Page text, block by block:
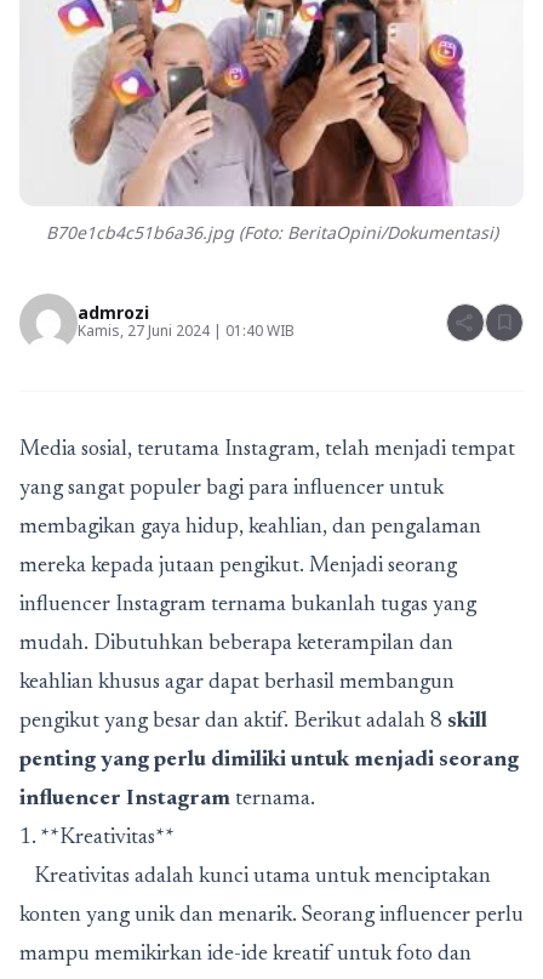
B70e1cb4c51b6a36.jpg (Foto: BeritaOpini/Dokumentasi)
admrozi
Kamis, 27 Juni 2024 | 01:40 WIB share bookmark
Media sosial, terutama Instagram, telah menjadi tempat
yang sangat populer bagi para influencer untuk
membagikan gaya hidup, keahlian, dan pengalaman
mereka kepada jutaan pengikut. Menjadi seorang
influencer Instagram ternama bukanlah tugas yang
mudah. Dibutuhkan beberapa keterampilan dan
keahlian khusus agar dapat berhasil membangun
pengikut yang besar dan aktif. Berikut adalah 8 skill
penting yang perlu dimiliki untuk menjadi seorang
influencer Instagram ternama.
1. **Kreativitas**
Kreativitas adalah kunci utama untuk menciptakan
konten yang unik dan menarik. Seorang influencer perlu
mampu memikirkan ide-ide kreatif untuk foto dan